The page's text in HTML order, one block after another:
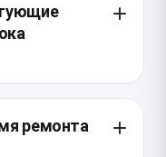
и чаще страдают
Также у
разные по
перед ремонтом
ремонта